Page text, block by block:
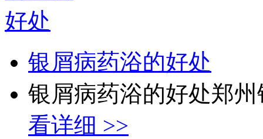
银屑病药浴的好处
银屑病药浴的好处郑
看详细 >>